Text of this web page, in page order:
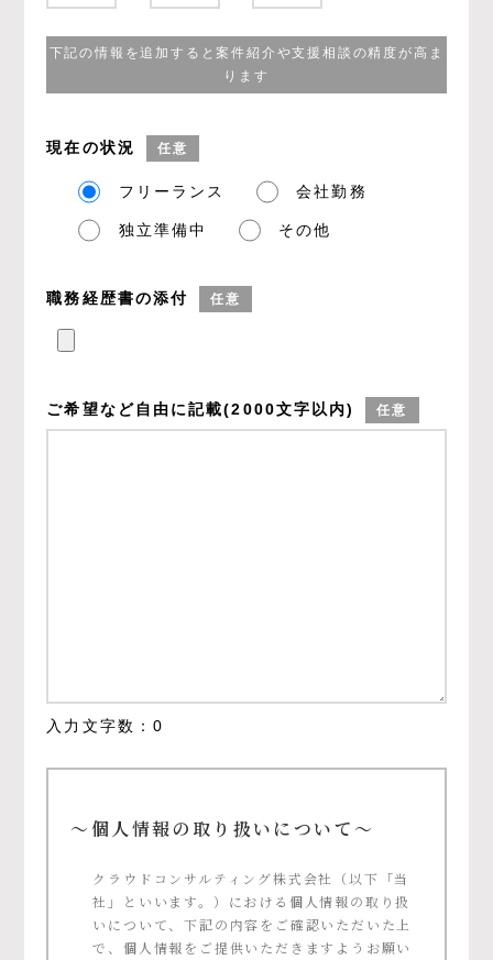
下記の情報を追加すると案件紹介や支援相談の精度が高ま
ります
現在の状況 任意
フリーランス 会社勤務
独立準備中 その他
職務経歴書の添付 任意
ご希望など自由に記載(2000文字以内) 任意
入力文字数： 0
～個人情報の取り扱いについて～
クラウドコンサルティング株式会社（以下「当
社」といいます。）における個人情報の取り扱
いについて、下記の内容をご確認いただいた上
で、個人情報をご提供いただきますようお願い